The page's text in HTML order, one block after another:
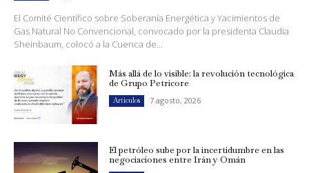
El Comité Científico sobre Soberanía Energética y Yacimientos de
Gas Natural No Convencional, convocado por la presidenta Claudia
Sheinbaum, colocó a la Cuenca de...
Más allá de lo visible: la revolución tecnológica
de Grupo Petricore
Artículos 7 agosto, 2026
El petróleo sube por la incertidumbre en las
negociaciones entre Irán y Omán